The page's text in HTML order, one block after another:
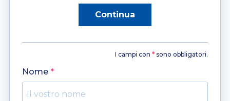
Continua
I campi con * sono obbligatori.
Nome *